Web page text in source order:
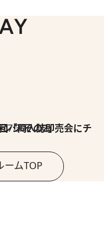
誌即売会にチャレンジ その2」
ームTOP